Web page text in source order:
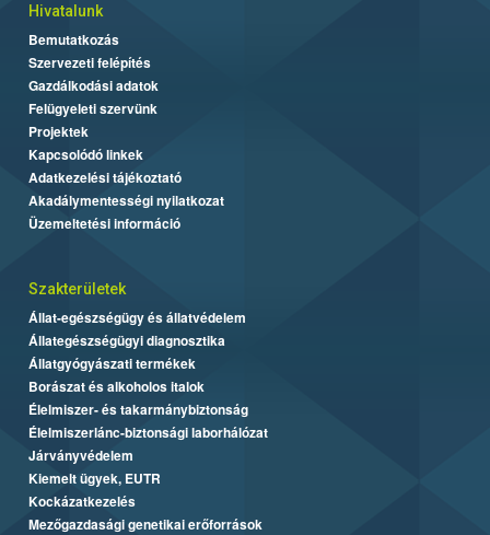
Hivatalunk
Bemutatkozás
Szervezeti felépítés
Gazdálkodási adatok
Felügyeleti szervünk
Projektek
Kapcsolódó linkek
Adatkezelési tájékoztató
Akadálymentességi nyilatkozat
Üzemeltetési információ
Szakterületek
Állat-egészségügy és állatvédelem
Állategészségügyi diagnosztika
Állatgyógyászati termékek
Borászat és alkoholos italok
Élelmiszer- és takarmánybiztonság
Élelmiszerlánc-biztonsági laborhálózat
Járványvédelem
Kiemelt ügyek, EUTR
Kockázatkezelés
Mezőgazdasági genetikai erőforrások